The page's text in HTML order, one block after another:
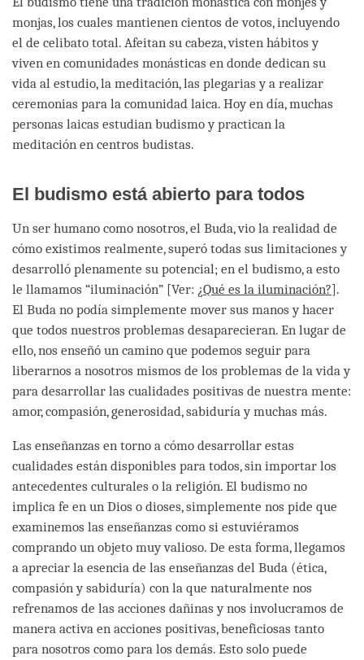
monjas, los cuales mantienen cientos de votos, incluyendo
el de celibato total. Afeitan su cabeza, visten hábitos y
viven en comunidades monásticas en donde dedican su
vida al estudio, la meditación, las plegarias y a realizar
ceremonias para la comunidad laica. Hoy en día, muchas
personas laicas estudian budismo y practican la
meditación en centros budistas.
El budismo está abierto para todos
Un ser humano como nosotros, el Buda, vio la realidad de
cómo existimos realmente, superó todas sus limitaciones y
desarrolló plenamente su potencial; en el budismo, a esto
le llamamos “iluminación” [Ver: ¿Qué es la iluminación?].
El Buda no podía simplemente mover sus manos y hacer
que todos nuestros problemas desaparecieran. En lugar de
ello, nos enseñó un camino que podemos seguir para
liberarnos a nosotros mismos de los problemas de la vida y
para desarrollar las cualidades positivas de nuestra mente:
amor, compasión, generosidad, sabiduría y muchas más.
Las enseñanzas en torno a cómo desarrollar estas
cualidades están disponibles para todos, sin importar los
antecedentes culturales o la religión. El budismo no
implica fe en un Dios o dioses, simplemente nos pide que
examinemos las enseñanzas como si estuviéramos
comprando un objeto muy valioso. De esta forma, llegamos
a apreciar la esencia de las enseñanzas del Buda (ética,
compasión y sabiduría) con la que naturalmente nos
refrenamos de las acciones dañinas y nos involucramos de
manera activa en acciones positivas, beneficiosas tanto
para nosotros como para los demás. Esto solo puede